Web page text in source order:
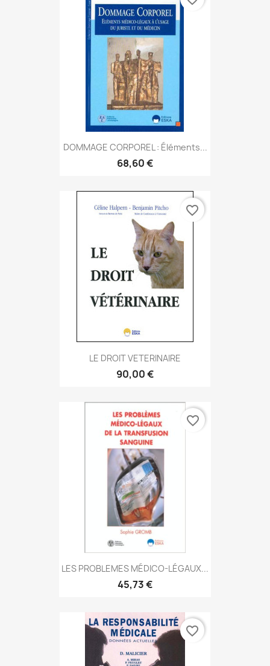
DOMMAGE CORPOREL : Éléments...
68,60 €
LE DROIT VETERINAIRE
90,00 €
favorite_border
LES PROBLEMES MÉDICO-LÉGAUX...
45,73 €
favorite_border
favorite_border